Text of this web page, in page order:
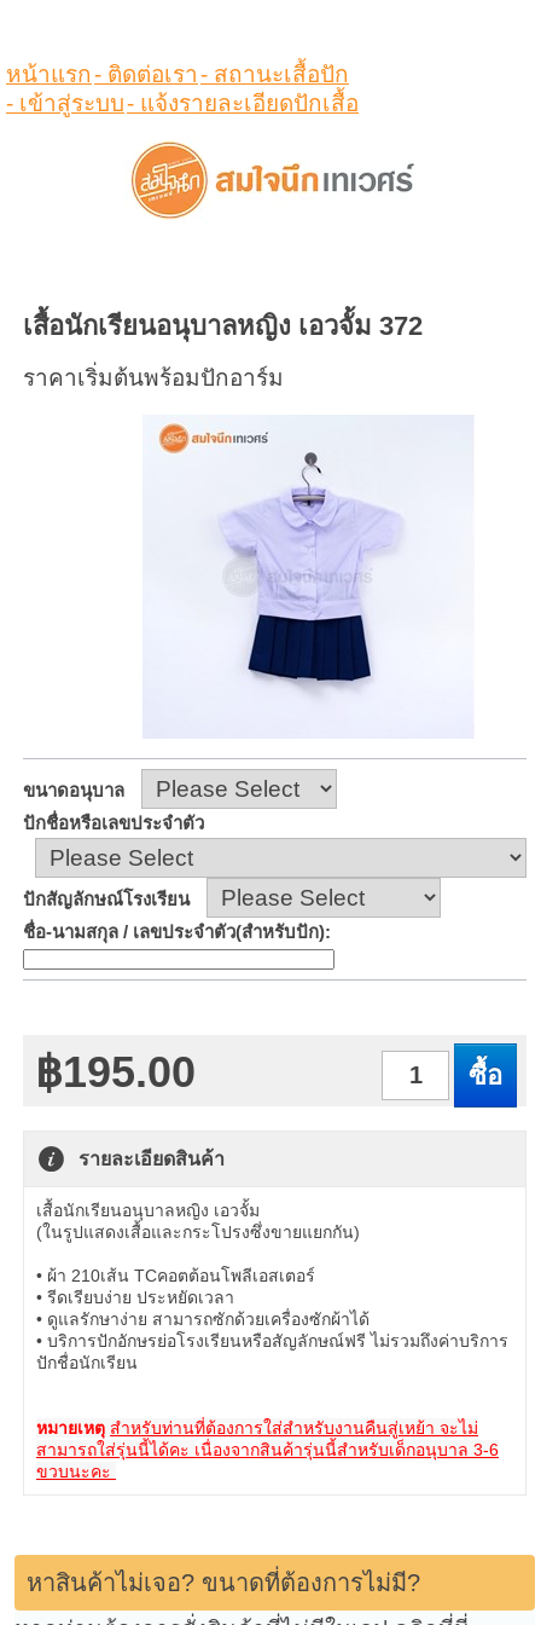
หน้าแรก- ติดต่อเรา- สถานะเสื้อปัก
- เข้าสู่ระบบ- แจ้งรายละเอียดปักเสื้อ
เสื้อนักเรียนอนุบาลหญิง เอวจั้ม 372
ราคาเริ่มต้นพร้อมปักอาร์ม
ขนาดอนุบาล
ปักชื่อหรือเลขประจำตัว
ปักสัญลักษณ์โรงเรียน
ชื่อ-นามสกุล / เลขประจำตัว(สำหรับปัก):
฿195.00
รายละเอียดสินค้า
เสื้อนักเรียนอนุบาลหญิง เอวจั้ม
(ในรูปแสดงเสื้อและกระโปรงซึ่งขายแยกกัน)
• ผ้า 210เส้น TCคอตต้อนโพลีเอสเตอร์
• รีดเรียบง่าย ประหยัดเวลา
• ดูแลรักษาง่าย สามารถซักด้วยเครื่องซักผ้าได้
• บริการปักอักษรย่อโรงเรียนหรือสัญลักษณ์ฟรี ไม่รวมถึงค่าบริการ
ปักชื่อนักเรียน
หมายเหตุ สำหรับท่านที่ต้องการใส่สำหรับงานคืนสู่เหย้า จะไม่
สามารถใส่รุ่นนี้ได้คะ เนื่องจากสินค้ารุ่นนี้สำหรับเด็กอนุบาล 3-6
ขวบนะคะ
หาสินค้าไม่เจอ? ขนาดที่ต้องการไม่มี?